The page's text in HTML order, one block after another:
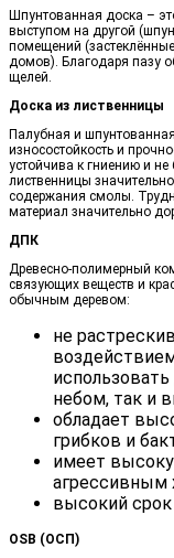
Шпунтованная доска –
выступом на другой
помещений
домов). Благодаря пазу
щелей.
Доска из лиственницы
Палубная и
износостойкость и
устойчива к гниению и
лиственницы
содержания смолы.
материал значительно
ДПК
Древесно-полимерный
связующих веществ и
обычным деревом:
не
небом, так и
обладает
грибков и
имеет
агрессивным
высокий
OSB (ОСП)